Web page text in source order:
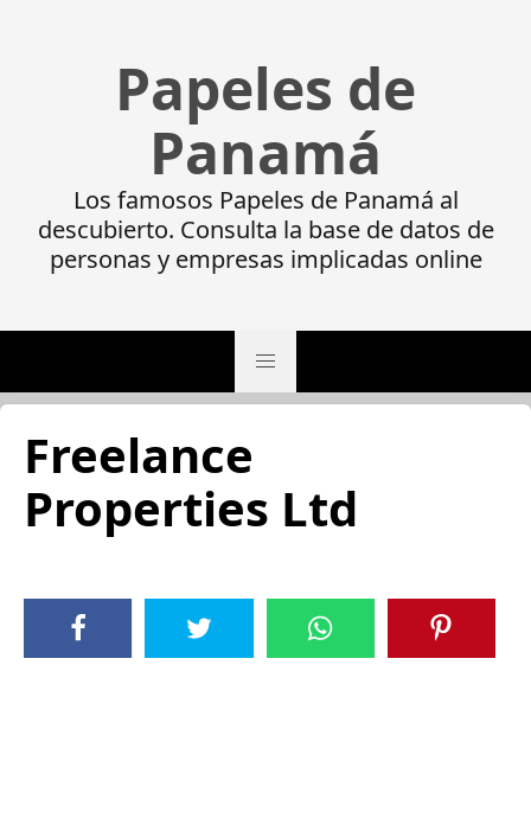
Papeles de
Panamá
Los famosos Papeles de Panamá al
descubierto. Consulta la base de datos de
personas y empresas implicadas online
Freelance
Properties Ltd